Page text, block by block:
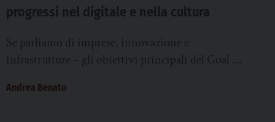
progressi nel digitale e nella cultura
Se parliamo di imprese, innovazione e
infrastrutture – gli obiettivi principali del Goal 9
in...
Andrea Benato